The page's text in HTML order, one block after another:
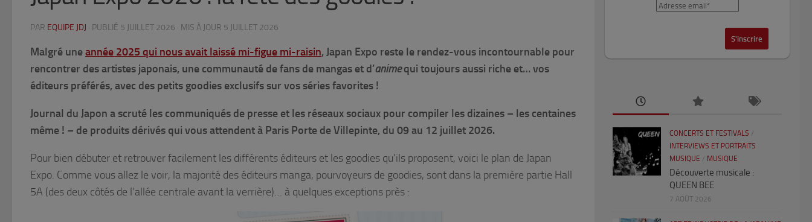
PAR EQUIPE JDJ · PUBLIÉ 5 JUILLET 2026 · MIS À JOUR 5 JUILLET 2026
Malgré uneannée 2025 qui nous avait laissé mi-figue mi-raisin, Japan Expo reste le rendez-vous incontournable pour
rencontrer des artistes japonais, une communauté de fans de mangas et d’animequi toujours aussi riche et… vos
éditeurs préférés, avec des petits goodies exclusifs sur vos séries favorites !
Journal du Japon a scruté les communiqués de presse et les réseaux sociaux pour compiler les dizaines – les centaines
même ! – de produits dérivés qui vous attendent à Paris Porte de Villepinte, du 09 au 12 juillet 2026.
Pour bien débuter et retrouver facilement les différents éditeurs et les goodies qu’ils proposent, voici le plan de Japan
Expo. Comme vous allez le voir, la majorité des éditeurs manga, pourvoyeurs de goodies, sont dans la première partie Hall
5A (des deux côtés de l’allée centrale avant la verrière)… à quelques exceptions près :
CONCERTS ET FESTIVALS /
INTERVIEWS ET PORTRAITS
MUSIQUE / MUSIQUE
Découverte musicale :
QUEEN BEE
7 AOÛT 2026